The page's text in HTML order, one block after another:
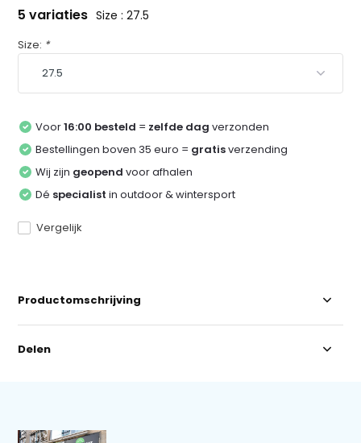
5 variaties Size : 27.5
Size: *
Voor16:00 besteld = zelfde dag verzonden
Bestellingen boven 35 euro = gratisverzending
Wij zijn geopend voor afhalen
Dé specialist in outdoor & wintersport
Vergelijk
Productomschrijving
Delen